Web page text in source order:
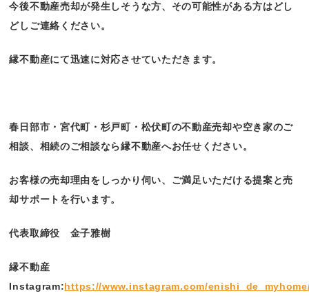
今後不動産売却が発生しそうな方、その可能性がある方はどし
どしご連絡ください。
縁不動産にて迅速に対応させていただきます。
春日部市・宮代町・杉戸町・松伏町の不動産売却や空き家のご
相談、相続のご相談なら縁不動産へお任せください。
お客様の売却理由をしっかり伺い、ご満足いただける提案と売
却サポートを行います。
代表取締役 金子雅樹
縁不動産
Instagram:https://www.instagram.com/